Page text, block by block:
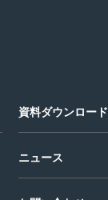
資料ダウンロード
ニュース